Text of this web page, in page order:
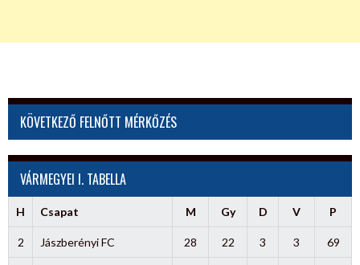
KÖVETKEZŐ FELNŐTT MÉRKŐZÉS
VÁRMEGYEI I. TABELLA
H Csapat M Gy D V P
2 Jászberényi FC 28 22 3 3 69